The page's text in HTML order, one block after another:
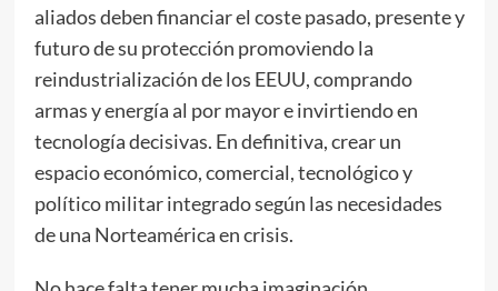
aliados deben financiar el coste pasado, presente y
futuro de su protección promoviendo la
reindustrialización de los EEUU, comprando
armas y energía al por mayor e invirtiendo en
tecnología decisivas. En definitiva, crear un
espacio económico, comercial, tecnológico y
político militar integrado según las necesidades
de una Norteamérica en crisis.